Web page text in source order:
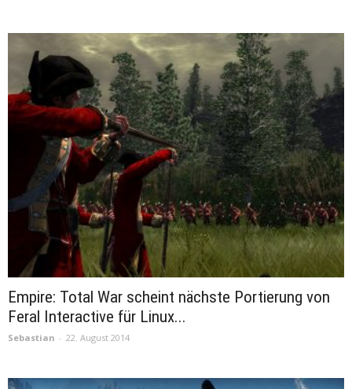
Empire: Total War scheint nächste Portierung von
Feral Interactive für Linux...
Sebastian - 22. August 2014